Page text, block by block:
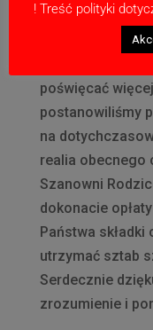
unormuje i
życia oraz do
poświęcać
postanowiliśmy
na
realia obecnego
Szanowni
dokonacie
Państwa składki
utrzymać sztab
Serdecznie
zrozumienie i
! Treść polityki